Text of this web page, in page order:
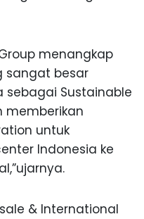
menangkap
sangat besar
sebagai Sustainable
memberikan
untuk
Indonesia ke
& International